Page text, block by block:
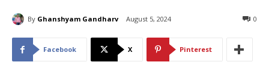
By Ghanshyam Gandharv August 5, 2024 0
Facebook X Pinterest